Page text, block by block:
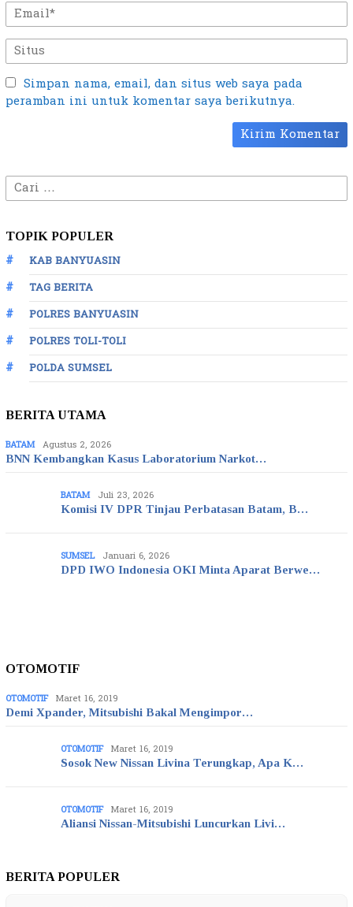
Simpan nama, email, dan situs web saya pada
peramban ini untuk komentar saya berikutnya.
Cari
untuk:
TOPIK POPULER
KAB BANYUASIN
TAG BERITA
POLRES BANYUASIN
POLRES TOLI-TOLI
POLDA SUMSEL
BERITA UTAMA
BATAM Agustus 2, 2026
BNN Kembangkan Kasus Laboratorium Narkot…
BATAM Juli 23, 2026
Komisi IV DPR Tinjau Perbatasan Batam, B…
SUMSEL Januari 6, 2026
DPD IWO Indonesia OKI Minta Aparat Berwe…
OTOMOTIF
OTOMOTIF Maret 16, 2019
Demi Xpander, Mitsubishi Bakal Mengimpor…
OTOMOTIF Maret 16, 2019
Sosok New Nissan Livina Terungkap, Apa K…
OTOMOTIF Maret 16, 2019
Aliansi Nissan-Mitsubishi Luncurkan Livi…
BERITA POPULER